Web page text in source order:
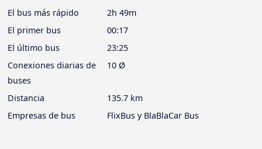
El bus más rápido
2h 49m
El primer bus
00:17
El último bus
23:25
Conexiones diarias de
buses
10 Ø
Distancia
135.7 km
Empresas de bus
FlixBus y BlaBlaCar Bus